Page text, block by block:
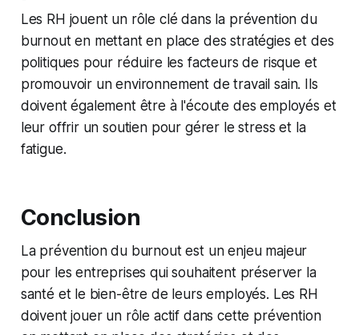
Les RH jouent un rôle clé dans la prévention du
burnout en mettant en place des stratégies et des
politiques pour réduire les facteurs de risque et
promouvoir un environnement de travail sain. Ils
doivent également être à l'écoute des employés et
leur offrir un soutien pour gérer le stress et la
fatigue.
Conclusion
La prévention du burnout est un enjeu majeur
pour les entreprises qui souhaitent préserver la
santé et le bien-être de leurs employés. Les RH
doivent jouer un rôle actif dans cette prévention